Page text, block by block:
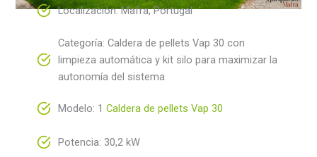
Localización: Mafra, Portugal
Categoría: Caldera de pellets Vap 30 con
limpieza automática y kit silo para maximizar la
autonomía del sistema
Modelo: 1 Caldera de pellets Vap 30
Potencia: 30,2 kW